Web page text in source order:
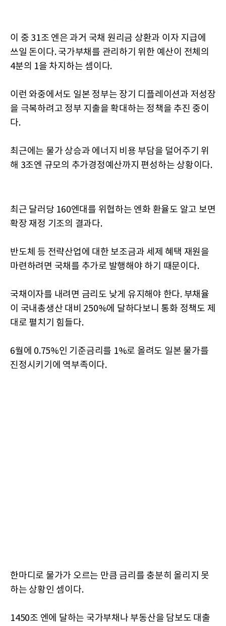
이 중 31조 엔은 과거 국채 원리금 상환과 이자 지급에
쓰일 돈이다. 국가부채를 관리하기 위한 예산이 전체의
4분의 1을 차지하는 셈이다.
이런 와중에서도 일본 정부는 장기 디플레이션과 저성장
을 극복하려고 정부 지출을 확대하는 정책을 추진 중이
다.
최근에는 물가 상승과 에너지 비용 부담을 덜어주기 위
해 3조엔 규모의 추가경정예산까지 편성하는 상황이다.
최근 달러당 160엔대를 위협하는 엔화 환율도 알고 보면
확장 재정 기조의 결과다.
반도체 등 전략산업에 대한 보조금과 세제 혜택 재원을
마련하려면 국채를 추가로 발행해야 하기 때문이다.
국채이자를 내려면 금리도 낮게 유지해야 한다. 부채율
이 국내총생산 대비 250%에 달하다보니 통화 정책도 제
대로 펼치기 힘들다.
6월에 0.75%인 기준금리를 1%로 올려도 일본 물가를
진정시키기에 역부족이다.
한마디로 물가가 오르는 만큼 금리를 충분히 올리지 못
하는 상황인 셈이다.
1450조 엔에 달하는 국가부채나 부동산을 담보도 대출